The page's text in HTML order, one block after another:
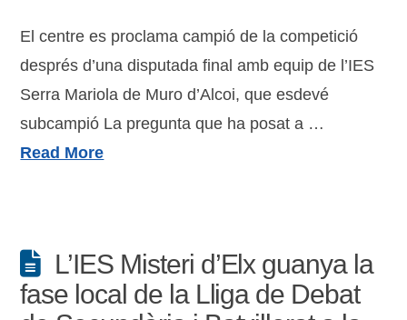
El centre es proclama campió de la competició
després d’una disputada final amb equip de l’IES
Serra Mariola de Muro d’Alcoi, que esdevé
subcampió La pregunta que ha posat a …
Read More
L’IES Misteri d’Elx guanya la
fase local de la Lliga de Debat